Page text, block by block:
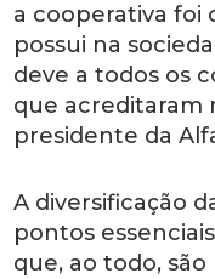
a cooperativa foi
possui na
deve a todos os
que acreditaram
presidente da
A diversificação
pontos
que, ao todo, são